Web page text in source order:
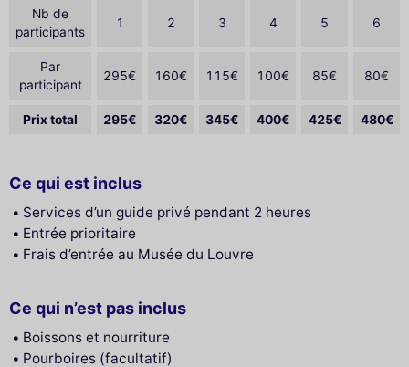
Nb de
participants
1 2 3 4 5 6
Par
participant
295€ 160€ 115€ 100€ 85€ 80€
Prix total 295€ 320€ 345€ 400€ 425€ 480€
Ce qui est inclus
Services d’un guide privé pendant 2 heures
Entrée prioritaire
Frais d’entrée au Musée du Louvre
Ce qui n’est pas inclus
Boissons et nourriture
Pourboires (facultatif)